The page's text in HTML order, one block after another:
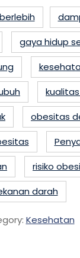
gaya hidup
obesitas
risiko
darah
Kesehatan